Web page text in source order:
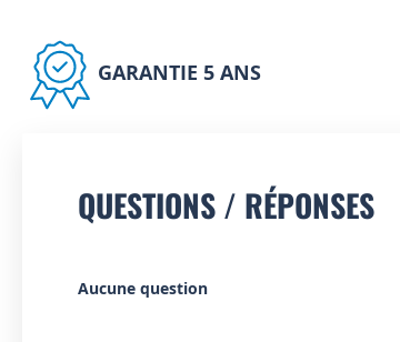
GARANTIE 5 ANS
QUESTIONS / RÉPONSES
Aucune question